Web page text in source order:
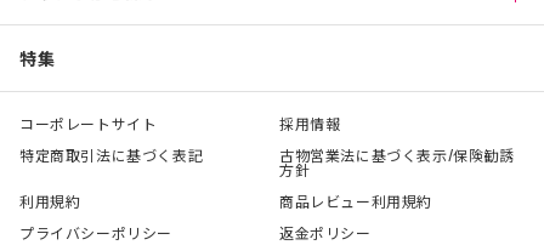
特集
コーポレートサイト
採用情報
特定商取引法に基づく表記
古物営業法に基づく表示/保険勧誘
方針
利用規約
商品レビュー利用規約
プライバシーポリシー
返金ポリシー